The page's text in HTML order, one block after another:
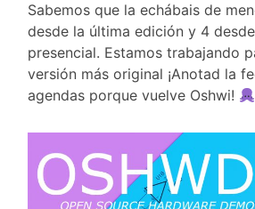
Sabemos que la echábais de
desde la última edición y 4
presencial. Estamos trabajando
versión más original ¡Anotad la
agendas porque vuelve Oshwi!